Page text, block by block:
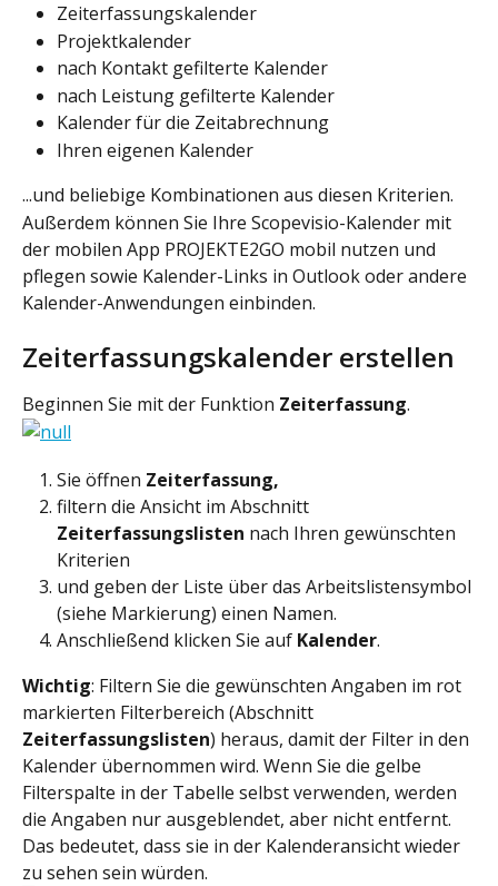
Zeiterfassungskalender
Projektkalender
nach Kontakt gefilterte Kalender
nach Leistung gefilterte Kalender
Kalender für die Zeitabrechnung
Ihren eigenen Kalender
...und beliebige Kombinationen aus diesen Kriterien.
Außerdem können Sie Ihre Scopevisio-Kalender mit
der mobilen App PROJEKTE2GO mobil nutzen und
pflegen sowie Kalender-Links in Outlook oder andere
Kalender-Anwendungen einbinden.
Zeiterfassungskalender erstellen
Beginnen Sie mit der Funktion Zeiterfassung.
Sie öffnen Zeiterfassung,
filtern die Ansicht im Abschnitt
Zeiterfassungslisten nach Ihren gewünschten
Kriterien
und geben der Liste über das Arbeitslistensymbol
(siehe Markierung) einen Namen.
Anschließend klicken Sie auf Kalender.
Wichtig: Filtern Sie die gewünschten Angaben im rot
markierten Filterbereich (Abschnitt
Zeiterfassungslisten) heraus, damit der Filter in den
Kalender übernommen wird. Wenn Sie die gelbe
Filterspalte in der Tabelle selbst verwenden, werden
die Angaben nur ausgeblendet, aber nicht entfernt.
Das bedeutet, dass sie in der Kalenderansicht wieder
zu sehen sein würden.